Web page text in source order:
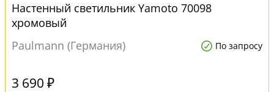
Настенный светильник Yamoto 70098
хромовый
Paulmann (Германия)
По запросу
3 690 ₽